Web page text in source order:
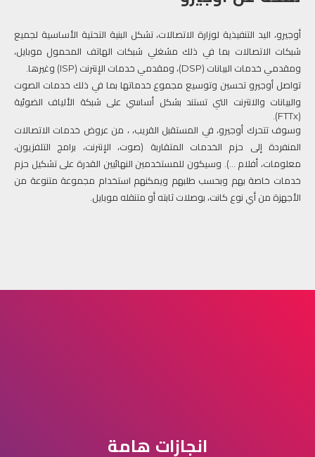
كشف السرعة
الدليل
خطة الإنتشار
حسابي
أوجيرو، اليد التنفيذية لوزارة الاتصالات، تشكل البنية التحتية الأساسية لجميع
شبكات الاتصالات بما في ذلك مشغلي شبكات الهاتف المحمول موبايل،
ومقدمي خدمات البيانات (DSP)، ومقدمي خدمات الإنترنت (ISP) وغيرها.
تواصل أوجيرو تحسين وتوسيع مجموع خدماتها بما في ذلك خدمات الصوت
والبيانات والانترنت التي تستند بشكل أساسي على شبكة الألياف الضوئية
(FTTx).
وسوف تتحرك أوجيرو، في المستقبل القريب، ، من عروض خدمات الاتصالات
المنفردة إلى حزم الخدمات المتقاربة (صوت، الإنترنت، برامج التلفزيون،
معلومات، أفلام ...). وسيكون للمستخدمين النهائيين القدرة على تشكيل حزم
خدمات خاصة بهم وبحسب طلبهم ويمكنهم استخدام مجموعة متنوعة من
الأجهزة من أي نوع كانت، بوصلات ثابته أو متنقله موبايل.
انجازات هامة